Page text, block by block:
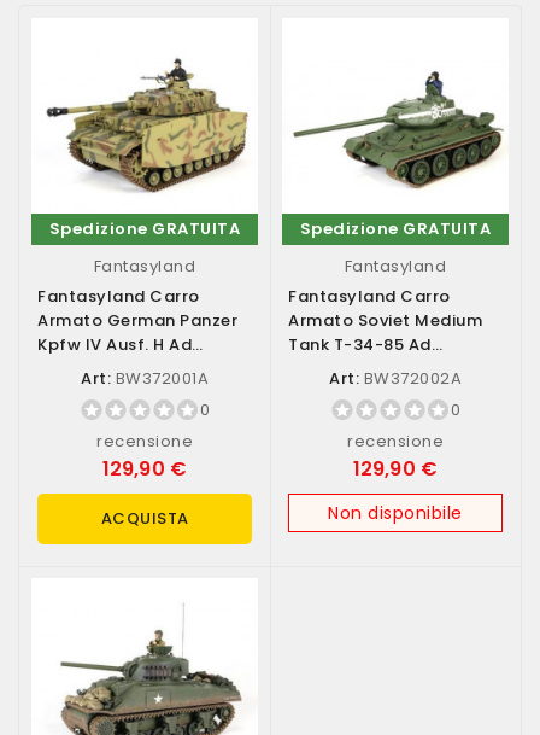
Spedizione GRATUITA
Fantasyland
Fantasyland Carro
Armato German Panzer
Kpfw IV Ausf. H Ad
Infrarossi Scala...
Art: BW372001A
0
recensione
129,90 €
ACQUISTA
Spedizione GRATUITA
Fantasyland
Fantasyland Carro
Armato Soviet Medium
Tank T-34-85 Ad
Infrarossi Scala 1/24...
Art: BW372002A
0
recensione
129,90 €
Non disponibile